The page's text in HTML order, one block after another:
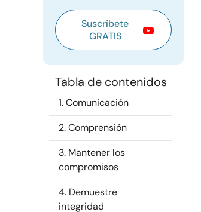
Suscríbete
GRATIS
Tabla de contenidos
1. Comunicación
2. Comprensión
3. Mantener los
compromisos
4. Demuestre
integridad